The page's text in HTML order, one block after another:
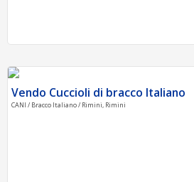
Vendo Cuccioli di bracco Italiano
CANI / Bracco Italiano / Rimini, Rimini